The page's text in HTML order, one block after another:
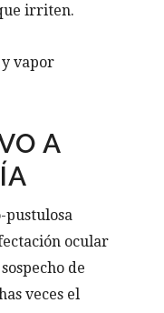
irriten.
y vapor
A
pustulosa
ocular
de
veces el